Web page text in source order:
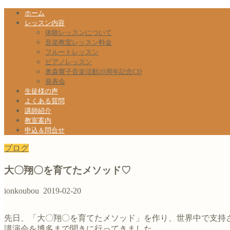
ホーム
レッスン内容
体験レッスンについて
音楽教室レッスン料金
フルートレッスン
ピアノレッスン
奥森響子音楽活動20周年記念CD
発表会
生徒様の声
よくある質問
講師紹介
教室案内
申込＆問合せ
ブログ
大〇翔〇を育てたメソッド♡
ionkoubou 2019-02-20
先日、「大〇翔〇を育てたメソッド」を作り、世界中で支持